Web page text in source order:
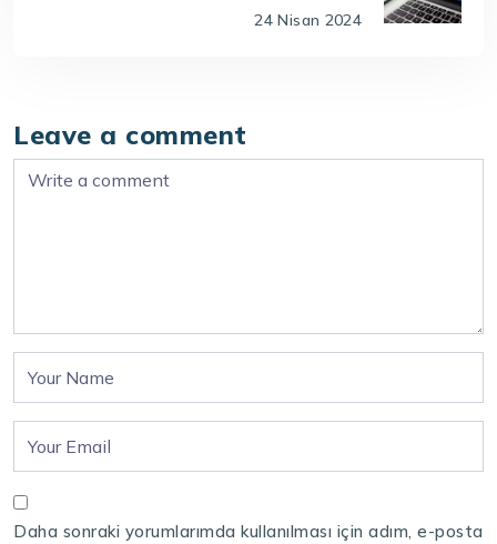
24 Nisan 2024
Leave a comment
Daha sonraki yorumlarımda kullanılması için adım, e-posta